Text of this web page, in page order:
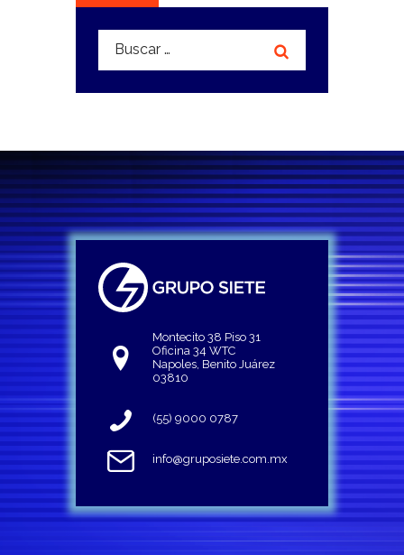
Buscar:
Montecito 38 Piso 31
Oficina 34 WTC
Napoles, Benito Juárez
03810
(55) 9000 0787
info@gruposiete.com.mx